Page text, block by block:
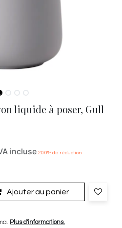
liquide à poser, Gull
incluse 20.0% de réduction
Ajouter au panier
Plus d'informations.